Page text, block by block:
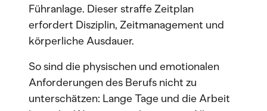
Führanlage. Dieser straffe Zeitplan
erfordert Disziplin, Zeitmanagement und
körperliche Ausdauer.
So sind die physischen und emotionalen
Anforderungen des Berufs nicht zu
unterschätzen: Lange Tage und die Arbeit